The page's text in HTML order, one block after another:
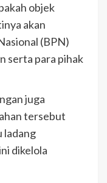
objek
akan
(BPN)
serta para pihak
juga
tersebut
ladang
dikelola